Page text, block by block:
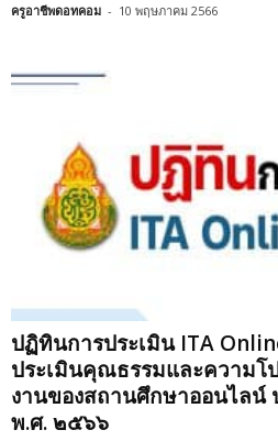
ครูอาชีพดอทคอม - 10 พฤษภาคม 2566
ปฏิทินการประเมิน ITA
ประเมินคุณธรรมและความโ
งานของสถานศึกษาออนไลน์
พ.ศ. ๒๕๖๖